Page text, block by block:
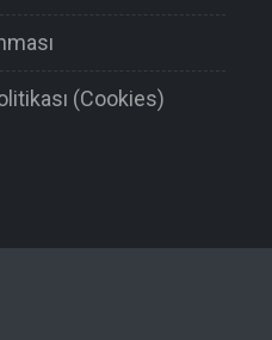
(Cookies)